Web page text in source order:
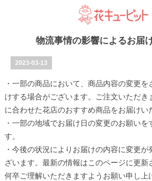
物流事情の影響によるお届
2023-03-13
・一部の商品において、商品内容の変更を
けする場合がございます。ご注文いただき
に合わせた花店のおすすめ商品をお届けい
・一部の地域でお届け日の変更のお願いを
す。
・今後の状況によりお届けの内容に変更
ざいます。最新の情報はこのページに更新
何卒ご理解いただきますようお願い申し上